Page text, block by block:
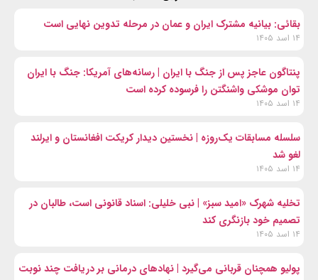
بقائی: بیانیه مشترک ایران و عمان در مرحله تدوین نهایی است
۱۴ اسد ۱۴۰۵
پنتاگون عاجز پس از جنگ با ایران | رسانه‌های آمریکا: جنگ با ایران
توان موشکی واشنگتن را فرسوده کرده است
۱۴ اسد ۱۴۰۵
سلسله مسابقات یک‌روزه | نخستین دیدار کریکت افغانستان و ایرلند
لغو شد
۱۴ اسد ۱۴۰۵
تخلیه شهرک «امید سبز» | نبی خلیلی: اسناد قانونی است، طالبان در
تصمیم خود بازنگری کند
۱۴ اسد ۱۴۰۵
پولیو همچنان قربانی می‌گیرد | نهادهای درمانی بر دریافت چند نوبت